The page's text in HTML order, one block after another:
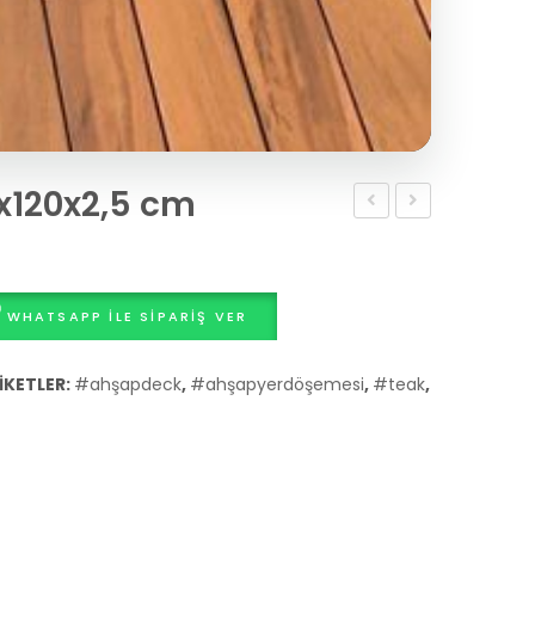
cm
WHATSAPP ILE SIPARIŞ VER
#ahşapdeck, #ahşapyerdöşemesi, #teak,